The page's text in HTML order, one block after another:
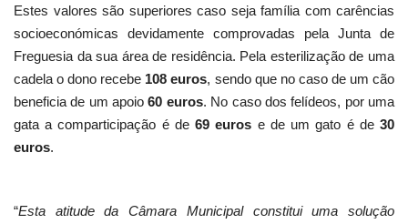
Estes valores são superiores caso seja família com carências
socioeconómicas devidamente comprovadas pela Junta de
Freguesia da sua área de residência. Pela esterilização de uma
cadela o dono recebe 108 euros, sendo que no caso de um cão
beneficia de um apoio60 euros. No caso dos felídeos, por uma
gata a comparticipação é de69 euros e de um gato é de30
euros.
“Esta atitude da Câmara Municipal constitui uma solução